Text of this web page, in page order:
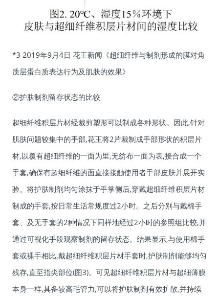
*3 2019年9月4日 花王新闻《超细纤维与制剂形成的膜对角
质层蛋白质表达行为及肌肤的效果》
②护肤制剂留存状态的比较
超细纤维积层片材经裁剪塑形可以制成各种形状。因此,针对
肌肤问题较集中的手部,花王将2片裁制成手部形状的积层片
材,以覆有超细纤维的一面为里,无纺布一面为表,接合成一个
手套,确保有超细纤维的面直接接触使用者手部皮肤并展开实
验。将护肤制剂均匀涂抹于手掌侧后,穿戴超细纤维积层片材
制成的手套,按日常生活常规度过2小时。之后分别与戴棉手
套、及无手套的2种情况下同样地经过2小时的参照组比较,并
通过可视化手段观察制剂的留存状态。结果显示,与使用棉手
套或裸手相比,戴超细纤维积层片材手套时,护肤制剂能够均匀
残存,直至指尖部位(图3)。可见超细纤维积层片材与超细薄膜
本身一样,具备较高毛管力,可以将护肤制剂有效扩散,并持续